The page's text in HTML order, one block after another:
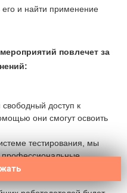
и найти применение
повлечет за
доступ к
они смогут освоить
тестирования, мы
правильный путь для